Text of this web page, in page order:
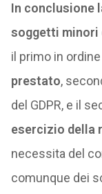
In conclusione
soggetti minori
il primo in
prestato,
del GDPR, e il
esercizio della
necessita del
comunque dei